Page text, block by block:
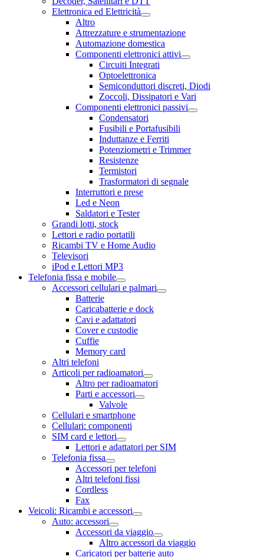
Elettronica ed Elettricità
Altro
Attrezzature e strumentazione
Automazione domestica
Componenti elettronici attivi
Circuiti Integrati
Optoelettronica
Semiconduttori discreti, Diodi
Zoccoli, Dissipatori e Vari
Componenti elettronici passivi
Condensatori
Fusibili e Portafusibili
Induttanze e Ferriti
Potenziometri e Trimmer
Resistenze
Termistori
Trasformatori di segnale
Interruttori e prese
Led e Neon
Saldatori e Tester
Grandi lotti, stock
Lettori e radio portatili
Ricambi TV e Home Audio
Televisori
iPod e Lettori MP3
Telefonia fissa e mobile
Accessori cellulari e palmari
Batterie
Caricabatterie e dock
Cavi e adattatori
Cover e custodie
Cuffie
Memory card
Altri telefoni
Articoli per radioamatori
Altro per radioamatori
Parti e accessori
Valvole
Cellulari e smartphone
Cellulari: componenti
SIM card e lettori
Lettori e adattatori per SIM
Telefonia fissa
Accessori per telefoni
Altri telefoni fissi
Cordless
Fax
Veicoli: Ricambi e accessori
Auto: accessori
Accessori da viaggio
Altro accessori da viaggio
Caricatori per batterie auto